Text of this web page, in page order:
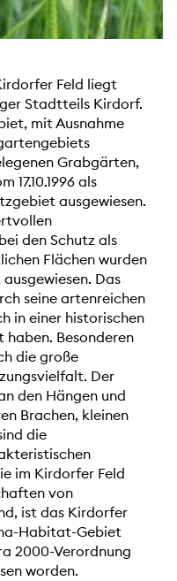
Feld liegt
Stadtteils Kirdorf.
mit Ausnahme
Grabgärten,
17.10.1996 als
ausgewiesen.
den Schutz als
Flächen wurden
Das
seine artenreichen
in einer historischen
Besonderen
die große
Der
den Hängen und
Brachen, kleinen
die
im Kirdorfer Feld
von
ist das Kirdorfer
Habitat-Gebiet
2000-Verordnung
worden.